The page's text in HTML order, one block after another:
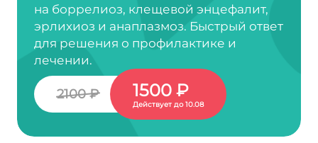
на боррелиоз, клещевой энцефалит,
эрлихиоз и анаплазмоз. Быстрый ответ
для решения о профилактике и
лечении.
2100 ₽ 1500 ₽
Действует до 10.08